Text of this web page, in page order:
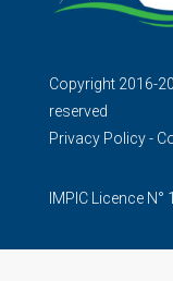
Copyright 2016-
reserved
Privacy Policy-
IMPIC Licence N°